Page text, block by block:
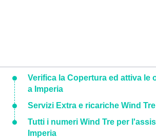
Verifica la Copertura ed attiva le
a Imperia
Servizi Extra e ricariche Wind
Tutti i numeri Wind Tre per
Imperia